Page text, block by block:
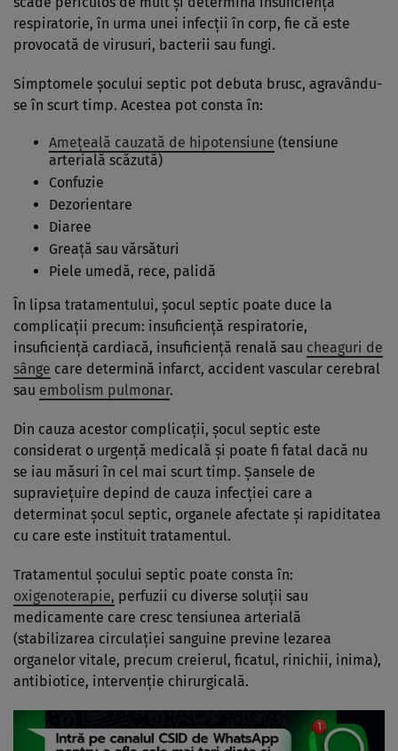
respiratorie, în urma unei infecții în corp, fie că este
provocată de virusuri, bacterii sau fungi.
Simptomele șocului septic pot debuta brusc, agravându-
se în scurt timp. Acestea pot consta în:
Amețeală cauzată de hipotensiune (tensiune
arterială scăzută)
Confuzie
Dezorientare
Diaree
Greață sau vărsături
Piele umedă, rece, palidă
În lipsa tratamentului, șocul septic poate duce la
complicații precum: insuficiență respiratorie,
insuficiență cardiacă, insuficiență renală sau cheaguri de
sânge care determină infarct, accident vascular cerebral
sau embolism pulmonar.
Din cauza acestor complicații, șocul septic este
considerat o urgență medicală și poate fi fatal dacă nu
se iau măsuri în cel mai scurt timp. Șansele de
supraviețuire depind de cauza infecției care a
determinat șocul septic, organele afectate și rapiditatea
cu care este instituit tratamentul.
Tratamentul șocului septic poate consta în:
oxigenoterapie, perfuzii cu diverse soluții sau
medicamente care cresc tensiunea arterială
(stabilizarea circulației sanguine previne lezarea
organelor vitale, precum creierul, ficatul, rinichii, inima),
antibiotice, intervenție chirurgicală.